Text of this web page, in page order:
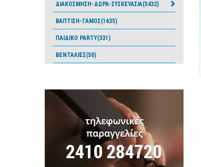
ΔΙΑΚΟΣΜΗΣΗ-ΔΩΡΑ-ΣΥΣΚΕΥΑΣΙΑ(5432)
ΒΑΠΤΙΣΗ-ΓΑΜΟΣ(1635)
ΠΑΙΔΙΚΟ PARTY(331)
ΒΕΝΤΑΛΙΕΣ(50)